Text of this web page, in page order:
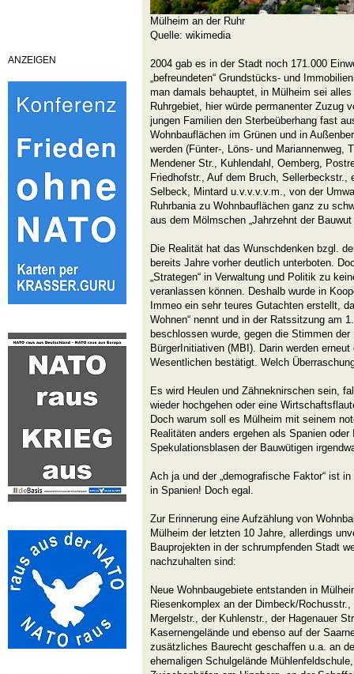
ANZEIGEN
Mülheim an der Ruhr
Quelle: wikimedia
2004 gab es in der Stadt noch 171.000
„befreundeten“ Grundstücks- und
man damals behauptet, in Mülheim sei
Ruhrgebiet, hier würde permanenter Zuzug
jungen Familien den Sterbeüberhang fast
Wohnbauflächen im Grünen und in
werden (Fünter-, Löns- und Mariannenweg,
Mendener Str., Kuhlendahl, Oemberg,
Friedhofstr., Auf dem Bruch, Sellerbeckstr.,
Selbeck, Mintard u.v.v.v.v.m., von der
Ruhrbania zu Wohnbauflächen ganz zu
aus dem Mölmschen „Jahrzehnt der
Die Realität hat das Wunschdenken bzgl.
bereits Jahre vorher deutlich unterboten.
„Strategen“ in Verwaltung und Politik zu
veranlassen können. Deshalb wurde in
Immeo ein sehr teures Gutachten erstellt,
Wohnen“ nennt und in der Ratssitzung am
beschlossen wurde, gegen die Stimmen
BürgerInitiativen (MBI). Darin werden
Wesentlichen bestätigt. Welch
Es wird Heulen und Zähneknirschen sein,
wieder hochgehen oder eine
Doch warum soll es Mülheim mit seinem
Realitäten anders ergehen als Spanien
Spekulationsblasen der Bauwütigen
Ach ja und der „demografische Faktor“ ist
in Spanien! Doch egal.
Zur Erinnerung eine Aufzählung von
Mülheim der letzten 10 Jahre, allerdings
Bauprojekten in der schrumpfenden Stadt
nachzuhalten sind:
Neue Wohnbaugebiete entstanden in
Riesenkomplex an der Dimbeck/
Mergelstr., der Kuhlenstr., der Hagenauer
Kasernengelände und ebenso auf der
zusätzliches Baurecht geschaffen u.a. an
ehemaligen Schulgelände